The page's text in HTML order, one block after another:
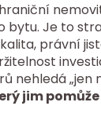
bytu. Je to
právní
nehledá „jen
jim